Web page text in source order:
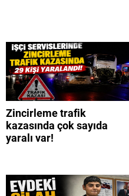
Zincirleme trafik
kazasında çok sayıda
yaralı var!